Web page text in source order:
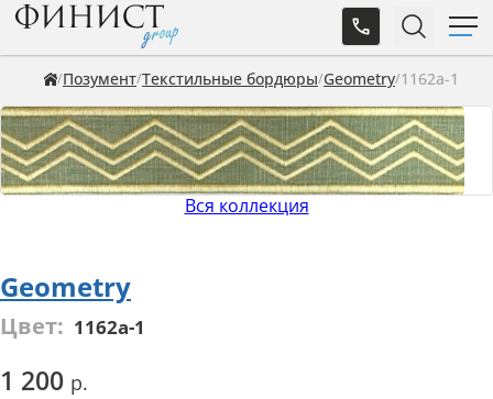
Позумент Текстильные бордюры Geometry 1162а-1
Вся коллекция
Geometry
Цвет: 1162а-1
1 200